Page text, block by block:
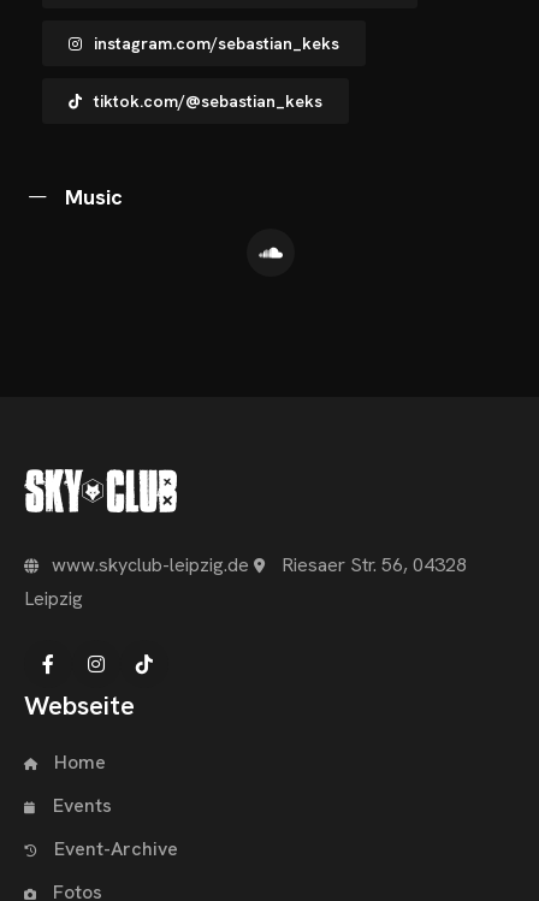
instagram.com/sebastian_keks
tiktok.com/@sebastian_keks
Music
www.skyclub-leipzig.de
Riesaer Str. 56, 04328
Leipzig
Webseite
Home
Events
Event-Archive
Fotos